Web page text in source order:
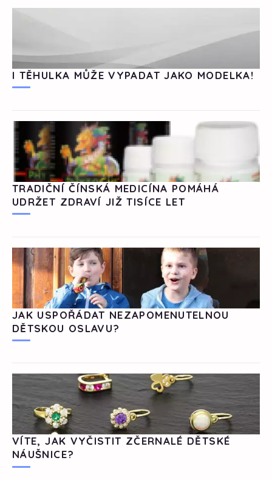
I TĚHULKA MŮŽE VYPADAT JAKO MODELKA!
TRADIČNÍ ČÍNSKÁ MEDICÍNA POMÁHÁ
UDRŽET ZDRAVÍ JIŽ TISÍCE LET
JAK USPOŘÁDAT NEZAPOMENUTELNOU
DĚTSKOU OSLAVU?
VÍTE, JAK VYČISTIT ZČERNALÉ DĚTSKÉ
NÁUŠNICE?